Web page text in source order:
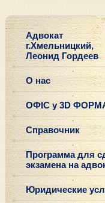
Адвокат
г.Хмельницкий,
Леонид Гордеев
О нас
ОФІС у 3D
Справочник
Программа для
экзамена на
Юридические